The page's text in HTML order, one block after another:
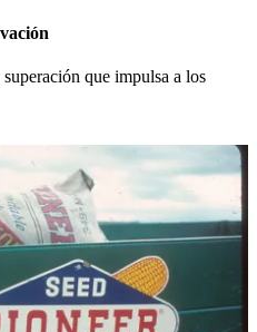
que impulsa a los